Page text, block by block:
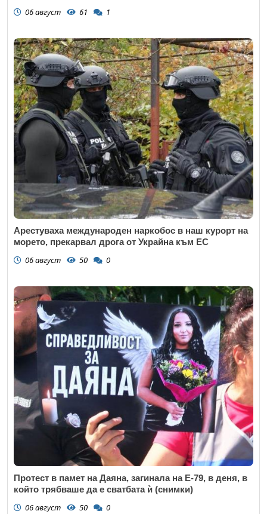
06 август 61 1
Арестуваха международен наркобос в наш курорт на
морето, прекарвал дрога от Украйна към ЕС
06 август 50 0
Протест в памет на Даяна, загинала на Е-79, в деня, в
който трябваше да е сватбата ѝ (снимки)
06 август 50 0